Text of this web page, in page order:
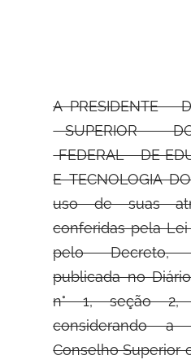
A PRESIDENTE
SUPERIOR
FEDERAL DE
E TECNOLOGIA
uso de suas
conferidas pela Lei
pelo Decreto,
publicada no
n° 1, seção 2,
considerando a
Conselho Superior